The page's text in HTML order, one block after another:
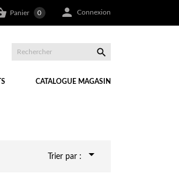
Panier 0  Connexion

CATALOGUE MAGASIN
Trier par : 